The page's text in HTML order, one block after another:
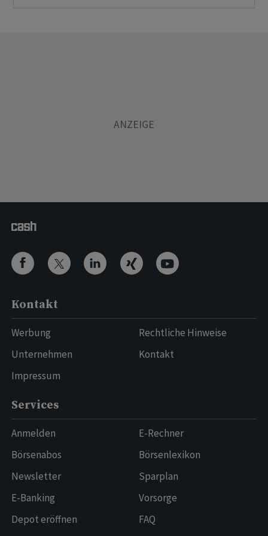
Kontakt
Werbung
Unternehmen
Impressum
Rechtliche Hinweise
Kontakt
Services
Anmelden
Börsenabos
Newsletter
E-Banking
Depot eröffnen
E-Rechner
Börsenlexikon
Sparplan
Vorsorge
FAQ